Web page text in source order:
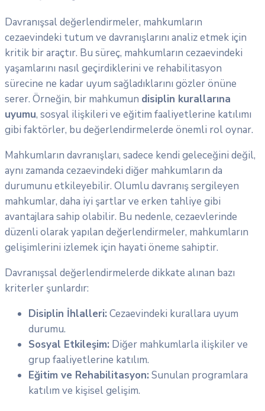
Davranışsal değerlendirmeler, mahkumların
cezaevindeki tutum ve davranışlarını analiz etmek için
kritik bir araçtır. Bu süreç, mahkumların cezaevindeki
yaşamlarını nasıl geçirdiklerini ve rehabilitasyon
sürecine ne kadar uyum sağladıklarını gözler önüne
serer. Örneğin, bir mahkumun disiplin kurallarına
uyumu, sosyal ilişkileri ve eğitim faaliyetlerine katılımı
gibi faktörler, bu değerlendirmelerde önemli rol oynar.
Mahkumların davranışları, sadece kendi geleceğini değil,
aynı zamanda cezaevindeki diğer mahkumların da
durumunu etkileyebilir. Olumlu davranış sergileyen
mahkumlar, daha iyi şartlar ve erken tahliye gibi
avantajlara sahip olabilir. Bu nedenle, cezaevlerinde
düzenli olarak yapılan değerlendirmeler, mahkumların
gelişimlerini izlemek için hayati öneme sahiptir.
Davranışsal değerlendirmelerde dikkate alınan bazı
kriterler şunlardır:
Disiplin İhlalleri: Cezaevindeki kurallara uyum
durumu.
Sosyal Etkileşim: Diğer mahkumlarla ilişkiler ve
grup faaliyetlerine katılım.
Eğitim ve Rehabilitasyon: Sunulan programlara
katılım ve kişisel gelişim.